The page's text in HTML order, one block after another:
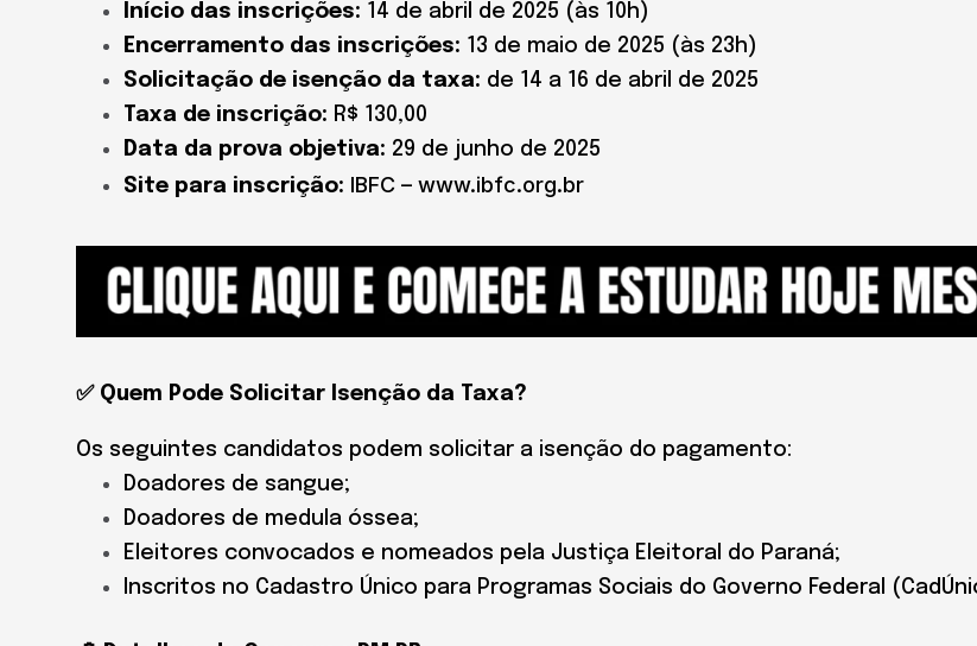
Início das inscrições: 14 de abril de 2025 (às 10h)
Encerramento das inscrições: 13 de maio de 2025 (às 23h)
Solicitação de isenção da taxa: de 14 a 16 de abril de 2025
Taxa de inscrição: R$ 130,00
Data da prova objetiva: 29 de junho de 2025
Site para inscrição: IBFC – www.ibfc.org.br
✅ Quem Pode Solicitar Isenção da Taxa?
Os seguintes candidatos podem solicitar a isenção do pagamento:
Doadores de sangue;
Doadores de medula óssea;
Eleitores convocados e nomeados pela Justiça Eleitoral do Paraná;
Inscritos no Cadastro Único para Programas Sociais do Governo Federal